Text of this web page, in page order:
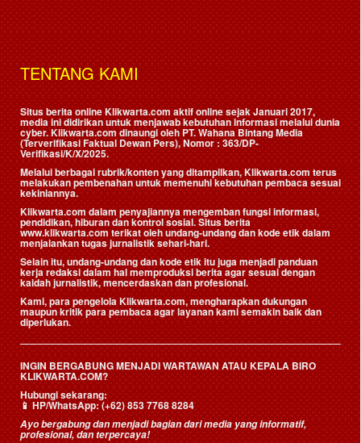
TENTANG KAMI
Situs berita online Klikwarta.com aktif online sejak Januari 2017,
media ini didirikan untuk menjawab kebutuhan informasi melalui dunia
cyber. Klikwarta.com dinaungi oleh PT. Wahana Bintang Media
(Terverifikasi Faktual Dewan Pers), Nomor : 363/DP-
Verifikasi/K/X/2025.
Melalui berbagai rubrik/konten yang ditampilkan, Klikwarta.com terus
melakukan pembenahan untuk memenuhi kebutuhan pembaca sesuai
kekiniannya.
Klikwarta.com dalam penyajiannya mengemban fungsi informasi,
pendidikan, hiburan dan kontrol sosial. Situs berita
www.klikwarta.com terikat oleh undang-undang dan kode etik dalam
menjalankan tugas jurnalistik sehari-hari.
Selain itu, undang-undang dan kode etik itu juga menjadi panduan
kerja redaksi dalam hal memproduksi berita agar sesuai dengan
kaidah jurnalistik, mencerdaskan dan profesional.
Kami, para pengelola Klikwarta.com, mengharapkan dukungan
maupun kritik para pembaca agar layanan kami semakin baik dan
diperlukan.
INGIN BERGABUNG MENJADI WARTAWAN ATAU KEPALA BIRO
KLIKWARTA.COM?
Hubungi sekarang:
📱HP/WhatsApp:(+62) 853 7768 8284
Ayo bergabung dan menjadi bagian dari media yang informatif,
profesional, dan terpercaya!